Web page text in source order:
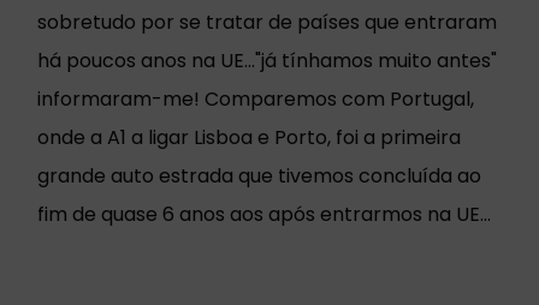
sobretudo por se tratar de países que entraram
há poucos anos na UE..."já tínhamos muito antes"
informaram-me! Comparemos com Portugal,
onde a A1 a ligar Lisboa e Porto, foi a primeira
grande auto estrada que tivemos concluída ao
fim de quase 6 anos aos após entrarmos na UE...